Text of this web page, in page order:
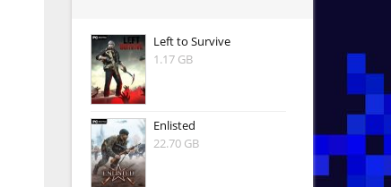
Left to Survive
1.17 GB
Enlisted
22.70 GB